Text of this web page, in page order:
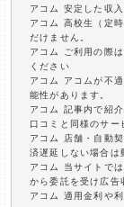
アコム 安定した収
アコム 高校生（定
だけません。
アコム ご利用の際
ください
アコム アコムが不
能性があります。
アコム 記事内で紹
口コミと同様のサー
アコム 店舗・自動
済遅延しない場合は
アコム 当サイトで
から委託を受け広告
アコム 適用金利や